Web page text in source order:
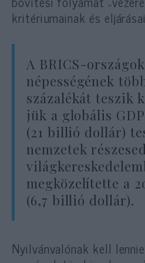
kritériumainak és
A BRICS-
népességének
százalékát teszik
jük a globális
(21 billió dollár)
nemzetek
megközelítette a
(6,7 billió dollár).
Nyilvánvalónak kell